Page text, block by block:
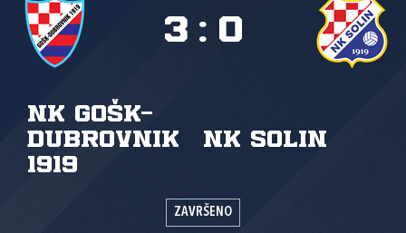
NK GOŠK-
Dubrovnik
1919
NK Solin
3 : 0
ZAVRŠENO